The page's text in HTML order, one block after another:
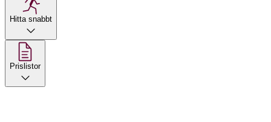
Hitta snabbt
Prislistor